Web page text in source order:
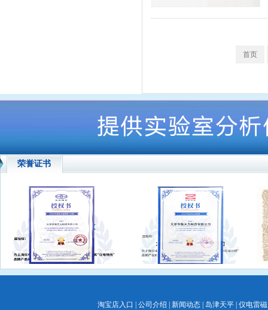
首页
荣誉证书
淘宝店入口 公司介绍 新闻动态| 岛津天平| 仪电雷磁